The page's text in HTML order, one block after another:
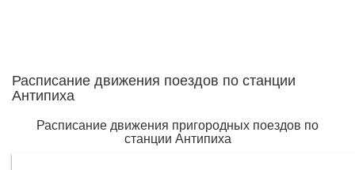
Расписание движения поездов по станции
Антипиха
Расписание движения пригородных поездов по
станции Антипиха